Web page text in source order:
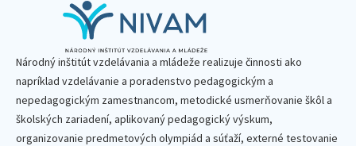
Národný inštitút vzdelávania a mládeže realizuje činnosti ako
napríklad vzdelávanie a poradenstvo pedagogickým a
nepedagogickým zamestnancom, metodické usmerňovanie škôl a
školských zariadení, aplikovaný pedagogický výskum,
organizovanie predmetových olympiád a súťaží, externé testovanie